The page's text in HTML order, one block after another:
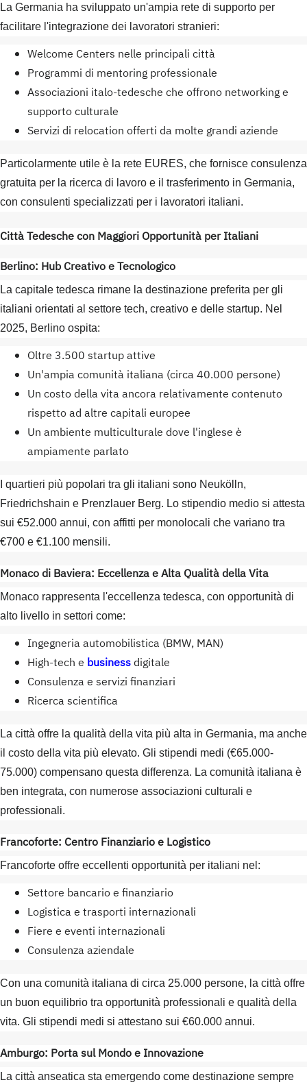
La Germania ha sviluppato un'ampia rete di supporto per
facilitare l'integrazione dei lavoratori stranieri:
Welcome Centers nelle principali città
Programmi di mentoring professionale
Associazioni italo-tedesche che offrono networking e
supporto culturale
Servizi di relocation offerti da molte grandi aziende
Particolarmente utile è la rete EURES, che fornisce consulenza
gratuita per la ricerca di lavoro e il trasferimento in Germania,
con consulenti specializzati per i lavoratori italiani.
Città Tedesche con Maggiori Opportunità per Italiani
Berlino: Hub Creativo e Tecnologico
La capitale tedesca rimane la destinazione preferita per gli
italiani orientati al settore tech, creativo e delle startup. Nel
2025, Berlino ospita:
Oltre 3.500 startup attive
Un'ampia comunità italiana (circa 40.000 persone)
Un costo della vita ancora relativamente contenuto
rispetto ad altre capitali europee
Un ambiente multiculturale dove l'inglese è
ampiamente parlato
I quartieri più popolari tra gli italiani sono Neukölln,
Friedrichshain e Prenzlauer Berg. Lo stipendio medio si attesta
sui €52.000 annui, con affitti per monolocali che variano tra
€700 e €1.100 mensili.
Monaco di Baviera: Eccellenza e Alta Qualità della Vita
Monaco rappresenta l'eccellenza tedesca, con opportunità di
alto livello in settori come:
Ingegneria automobilistica (BMW, MAN)
High-tech e businessdigitale
Consulenza e servizi finanziari
Ricerca scientifica
La città offre la qualità della vita più alta in Germania, ma anche
il costo della vita più elevato. Gli stipendi medi (€65.000-
75.000) compensano questa differenza. La comunità italiana è
ben integrata, con numerose associazioni culturali e
professionali.
Francoforte: Centro Finanziario e Logistico
Francoforte offre eccellenti opportunità per italiani nel:
Settore bancario e finanziario
Logistica e trasporti internazionali
Fiere e eventi internazionali
Consulenza aziendale
Con una comunità italiana di circa 25.000 persone, la città offre
un buon equilibrio tra opportunità professionali e qualità della
vita. Gli stipendi medi si attestano sui €60.000 annui.
Amburgo: Porta sul Mondo e Innovazione
La città anseatica sta emergendo come destinazione sempre